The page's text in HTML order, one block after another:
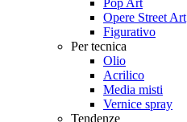
Opere Street Art
Figurativo
Per tecnica
Olio
Acrilico
Media misti
Vernice spray
Tendenze